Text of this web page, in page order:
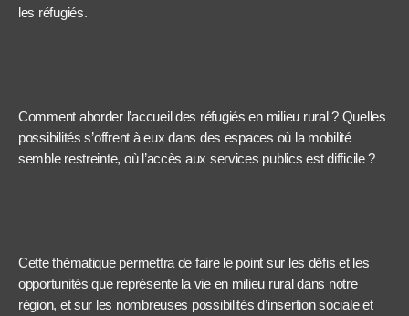
les réfugiés.
Comment aborder l’accueil des réfugiés en milieu rural ? Quelles
possibilités s’offrent à eux dans des espaces où la mobilité
semble restreinte, où l’accès aux services publics est difficile ?
Cette thématique permettra de faire le point sur les défis et les
opportunités que représente la vie en milieu rural dans notre
région, et sur les nombreuses possibilités d’insertion sociale et